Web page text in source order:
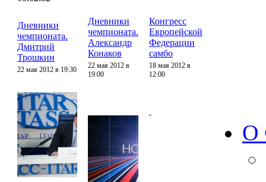
Дневники
чемпионата.
Дмитрий
Трошкин
22 мая 2012 в 19:30
Дневники
чемпионата.
Александр
Конаков
22 мая 2012 в
19:00
Конгресс
Европейской
Федерации
самбо
18 мая 2012 в
12:00
О